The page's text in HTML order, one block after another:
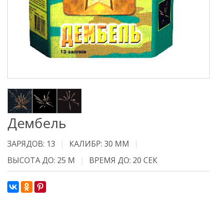
Дембель
ЗАРЯДОВ: 13
КАЛИБР: 30 ММ
ВЫСОТА ДО: 25 М
ВРЕМЯ ДО: 20 СЕК